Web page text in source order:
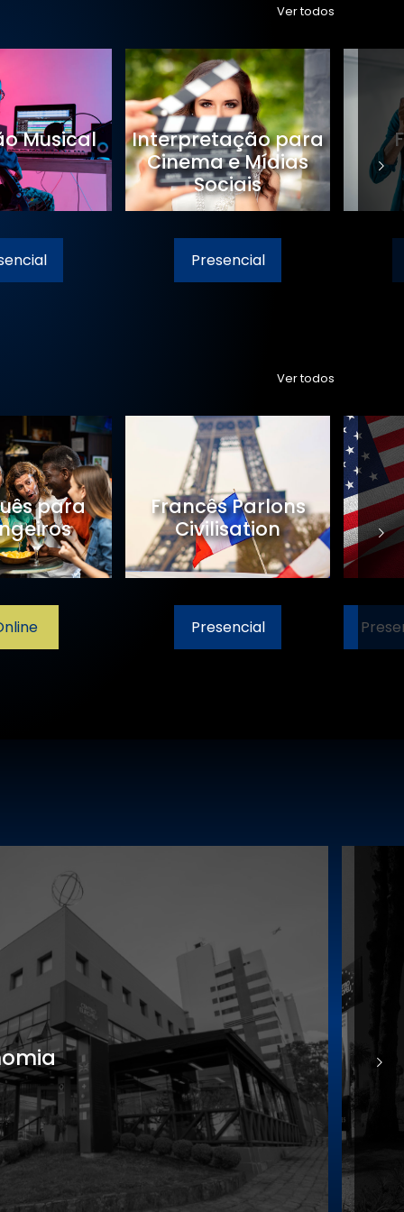
Ver todos
Dj Videomaker
Ver todos
Espanhol
Presencial
Italiano
Presencial Online